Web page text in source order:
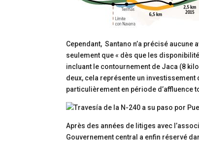
Cependant, Santano n’a précisé
seulement que « dès que les
incluant le contournement de Jaca (8
deux, cela représente un
particulièrement en période d’affluence
Après des années de litiges avec
Gouvernement central a enfin réservé